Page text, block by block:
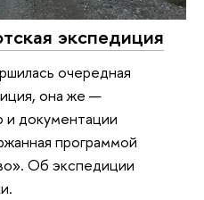
экспедиция
очередная
она же —
и документации
программой
Об экспедиции